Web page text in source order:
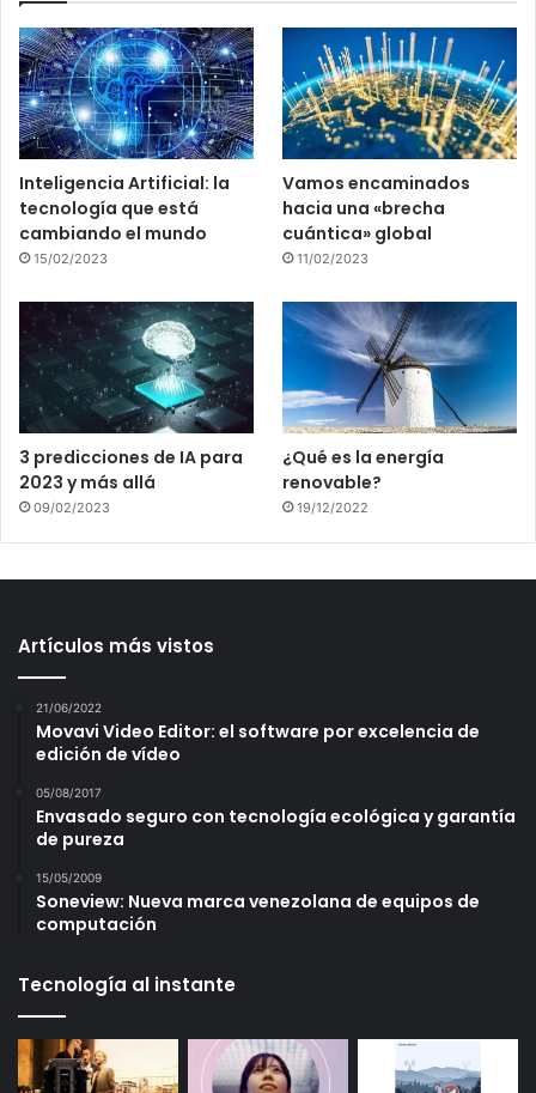
Inteligencia Artificial: la
tecnología que está
cambiando el mundo
15/02/2023
Vamos encaminados
hacia una «brecha
cuántica» global
11/02/2023
3 predicciones de IA para
2023 y más allá
09/02/2023
¿Qué es la energía
renovable?
19/12/2022
Artículos más vistos
21/06/2022
Movavi Video Editor: el software por excelencia de
edición de vídeo
05/08/2017
Envasado seguro con tecnología ecológica y garantía
de pureza
15/05/2009
Soneview: Nueva marca venezolana de equipos de
computación
Tecnología al instante